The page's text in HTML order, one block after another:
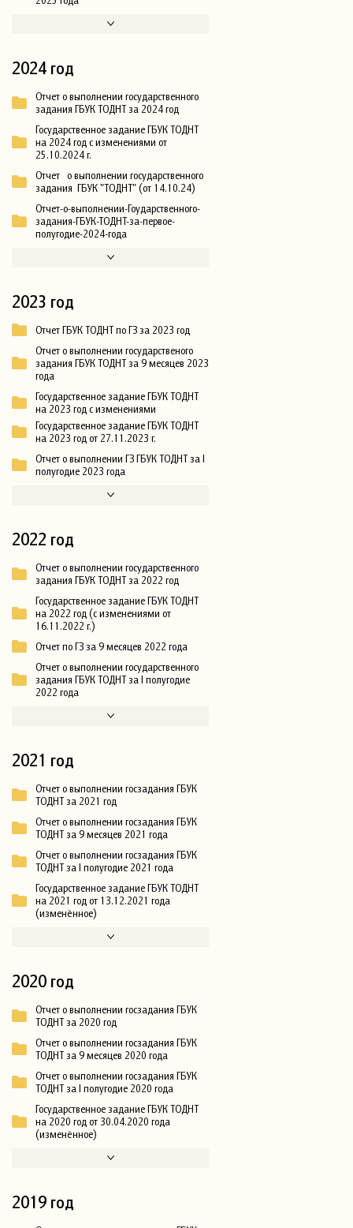
2024 год
Отчет о выполнении государственного
задания ГБУК ТОДНТ за 2024 год
Государственное задание ГБУК ТОДНТ
на 2024 год с изменениями от
25.10.2024 г.
Отчет о выполнении государственного
задания ГБУК "ТОДНТ" (от 14.10.24)
Отчет-о-выполнении-Гоударственного-
задания-ГБУК-ТОДНТ-за-первое-
полугодие-2024-года
2023 год
Отчет ГБУК ТОДНТ по ГЗ за 2023 год
Отчет о выполнении государственого
задания ГБУК ТОДНТ за 9 месяцев 2023
года
Государственное задание ГБУК ТОДНТ
на 2023 год с изменениями
Государственное задание ГБУК ТОДНТ
на 2023 год от 27.11.2023 г.
Отчет о выполнении ГЗ ГБУК ТОДНТ за I
полугодие 2023 года
2022 год
Отчет о выполнении государственного
задания ГБУК ТОДНТ за 2022 год
Государственное задание ГБУК ТОДНТ
на 2022 год (с изменениями от
16.11.2022 г.)
Отчет по ГЗ за 9 месяцев 2022 года
Отчет о выполнении государственного
задания ГБУК ТОДНТ за I полугодие
2022 года
2021 год
Отчет о выполнении госзадания ГБУК
ТОДНТ за 2021 год
Отчет о выполнении госзадания ГБУК
ТОДНТ за 9 месяцев 2021 года
Отчет о выполнении госзадания ГБУК
ТОДНТ за I полугодие 2021 года
Государственное задание ГБУК ТОДНТ
на 2021 год от 13.12.2021 года
(изменённое)
2020 год
Отчет о выполнении госзадания ГБУК
ТОДНТ за 2020 год
Отчет о выполнении госзадания ГБУК
ТОДНТ за 9 месяцев 2020 года
Отчет о выполнении госзадания ГБУК
ТОДНТ за I полугодие 2020 года
Государственное задание ГБУК ТОДНТ
на 2020 год от 30.04.2020 года
(изменённое)
2019 год